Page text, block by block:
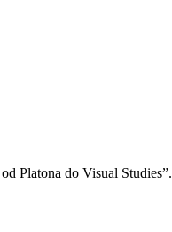
Platona do Visual Studies”.